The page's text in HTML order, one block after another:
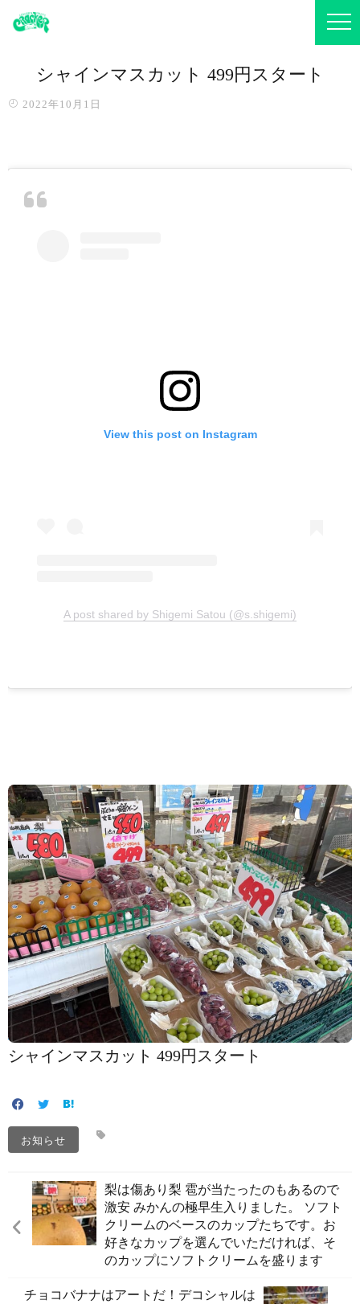
シャインマスカット 499円️スタート️️
2022年10月1日
View this post on Instagram
A post shared by Shigemi Satou (@s.shigemi)
シャインマスカット 499円️スタート️️
お知らせ
梨は傷あり梨 雹が当たったのもあるので
激安️ みかんの極早生入りました。 ソフト
クリームのベースのカップたちです。お
好きなカップを選んでいただければ、そ
のカップにソフトクリームを盛ります
チョコバナナはアートだ！デコシャルは